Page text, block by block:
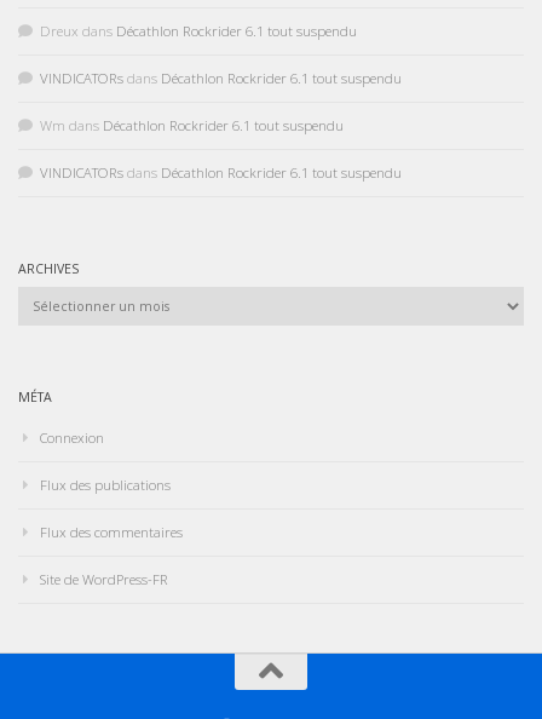
Dreux dans Décathlon Rockrider 6.1 tout suspendu
VINDICATORs dans Décathlon Rockrider 6.1 tout suspendu
Wm dans Décathlon Rockrider 6.1 tout suspendu
VINDICATORs dans Décathlon Rockrider 6.1 tout suspendu
ARCHIVES
MÉTA
Connexion
Flux des publications
Flux des commentaires
Site de WordPress-FR